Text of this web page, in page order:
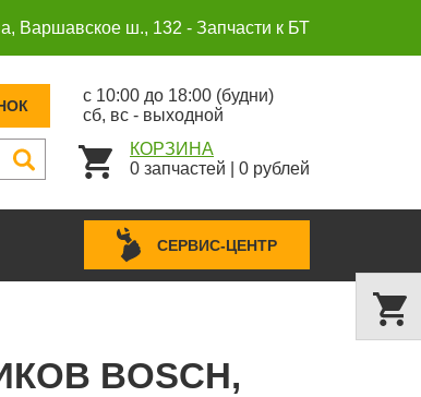
Варшавское ш., 132 - Запчасти к БТ
с 10:00 до 18:00 (будни)
сб, вс - выходной
КОРЗИНА
0 запчастей 0 рублей
СЕРВИС-ЦЕНТР
BOSCH,